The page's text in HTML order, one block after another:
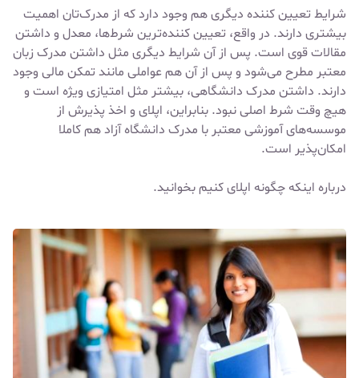
شرایط تعیین کننده دیگری هم وجود دارد که از مدرک‌تان اهمیت
بیشتری دارند. در واقع، تعیین کننده‌ترین شرط‌ها، معدل و داشتن
مقالات قوی است. پس از آن شرایط دیگری مثل داشتن مدرک زبان
معتبر مطرح می‌شود و پس از آن هم عواملی مانند تمکن مالی وجود
دارند. داشتن مدرک دانشگاهی، بیشتر مثل امتیازی ویژه است و
هیچ وقت شرط اصلی نبود. بنابراین، اپلای و اخذ پذیرش از
موسسه‌های آموزشی معتبر با مدرک دانشگاه آزاد هم کاملا
امکان‌پذیر است.
درباره اینکهچگونه اپلای کنیمبخوانید.